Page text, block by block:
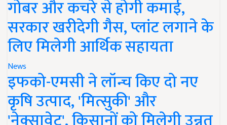
गोबर और कचरे से होगी कमाई,
सरकार खरीदेगी गैस, प्लांट लगाने के
लिए मिलेगी आर्थिक सहायता
News
इफको-एमसी ने लॉन्च किए दो नए
कृषि उत्पाद, 'मित्सुकी' और